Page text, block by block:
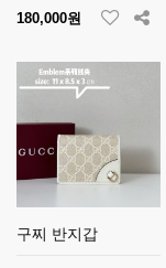
180,000원
구찌 반지갑